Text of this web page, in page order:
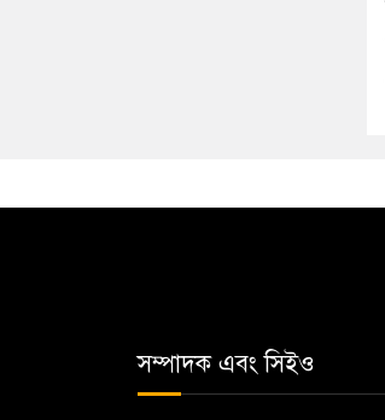
সম্পাদক এবং সিইও